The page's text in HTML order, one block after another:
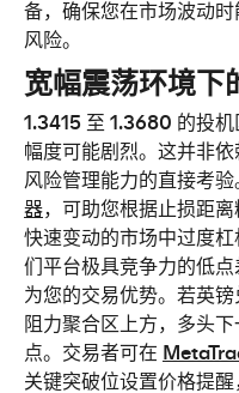
备，确保您在市场波动
风险。
宽幅震荡环境下
1.3415 至 1.3680 的投
幅度可能剧烈。这并非
风险管理能力的直接考
器，可助您根据止损距
快速变动的市场中过度
们平台极具竞争力的低
为您的交易优势。若英镑
阻力聚合区上方，多头
点。交易者可在
关键突破位设置价格提醒